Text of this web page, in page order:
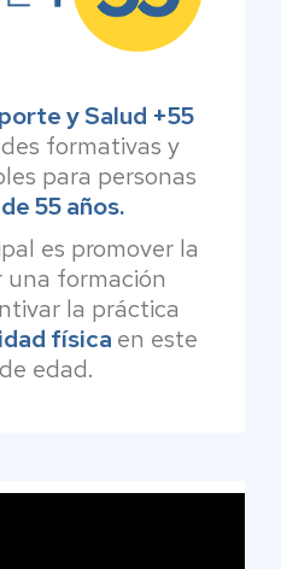
y Salud +55
formativas y
para personas
55 años.
es promover la
una formación
la práctica
física en este
edad.